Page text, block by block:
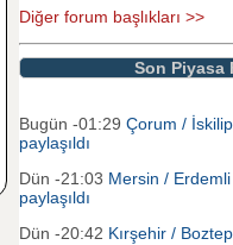
Diğer forum başlıkları >>
Son Piyasa
Bugün -01:29 Çorum /
paylaşıldı
Dün -21:03 Mersin /
paylaşıldı
Dün -20:42 Kırşehir /